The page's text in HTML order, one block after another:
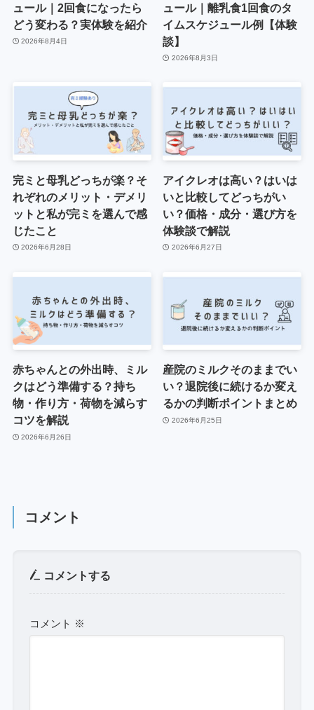
ュール｜2回食になったら
どう変わる？実体験を紹介
2026年8月4日
ュール｜離乳食1回食のタ
イムスケジュール例【体験
談】
2026年8月3日
完ミと母乳どっちが楽？そ
れぞれのメリット・デメリ
ットと私が完ミを選んで感
じたこと
2026年6月28日
アイクレオは高い？はいは
いと比較してどっちがい
い？価格・成分・選び方を
体験談で解説
2026年6月27日
赤ちゃんとの外出時、ミル
クはどう準備する？持ち
物・作り方・荷物を減らす
コツを解説
2026年6月26日
産院のミルクそのままでい
い？退院後に続けるか変え
るかの判断ポイントまとめ
2026年6月25日
コメント
コメントする
コメント ※